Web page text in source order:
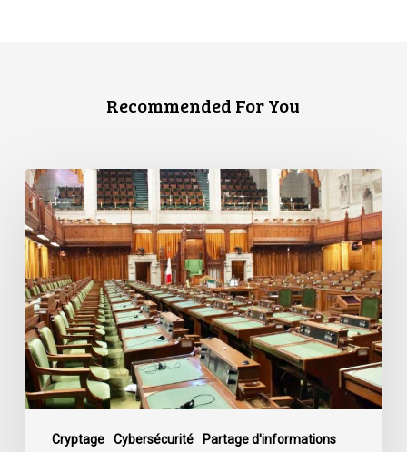
Recommended For You
Cryptage Cybersécurité Partage d'informations
L’ACLC
se
joint
à
une
déclaration
dénonçant
la
décision
du
gouvernement